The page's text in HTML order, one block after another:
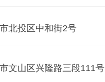
北投区中和街2号
文山区兴隆路三段111号